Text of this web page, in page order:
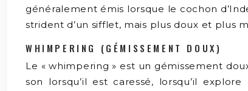
généralement émis lorsque le cochon
strident d’un sifflet, mais plus doux et plus
WHIMPERING (GÉMISSEMENT DOUX)
Le « whimpering » est un gémissement
son lorsqu’il est caressé, lorsqu’il